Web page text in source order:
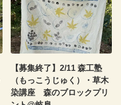
【募集終了】2/11 森工塾
（もっこうじゅく）・草木
染講座 森のブロックプリ